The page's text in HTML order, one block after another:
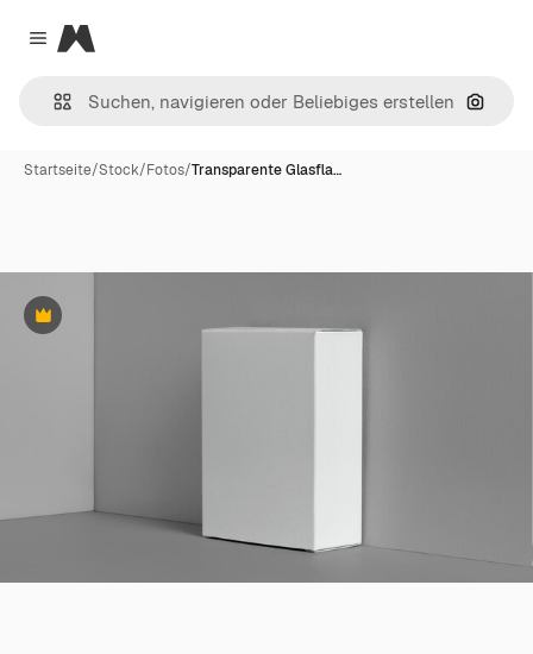
Close menu
Magnific
Nach
Startseite/Stock/Fotos/Transparente Glasfla…
Premium